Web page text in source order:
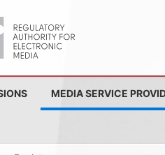
MEDIA SERVICE